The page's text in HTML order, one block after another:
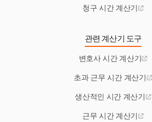
청구 시간 계산기
관련 계산기 도구
변호사 시간 계산기
초과 근무 시간 계산기
생산적인 시간 계산기
근무 시간 계산기